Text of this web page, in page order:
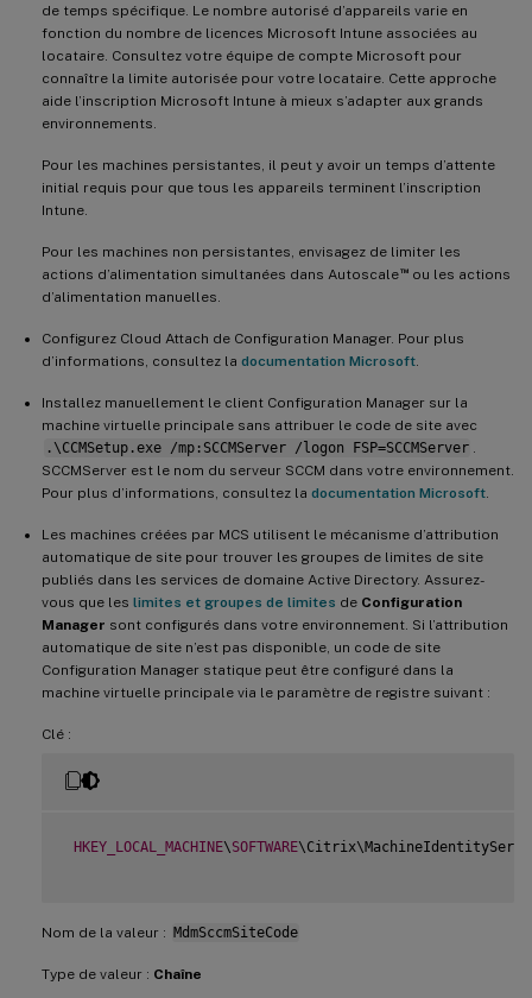
de temps spécifique. Le nombre autorisé d’appareils varie en
fonction du nombre de licences Microsoft Intune associées au
locataire. Consultez votre équipe de compte Microsoft pour
connaître la limite autorisée pour votre locataire. Cette approche
aide l’inscription Microsoft Intune à mieux s’adapter aux grands
environnements.
Pour les machines persistantes, il peut y avoir un temps d’attente
initial requis pour que tous les appareils terminent l’inscription
Intune.
Pour les machines non persistantes, envisagez de limiter les
actions d’alimentation simultanées dans Autoscale™ou les actions
d’alimentation manuelles.
Configurez Cloud Attach de Configuration Manager. Pour plus
d’informations, consultez la documentation Microsoft
Installez manuellement le client Configuration Manager sur la
machine virtuelle principale sans attribuer le code de site avec
.\CCMSetup.exe /mp:SCCMServer /logon FSP=SCCMServer
SCCMServer est le nom du serveur SCCM dans votre environnement.
Pour plus d’informations, consultez la documentation Microsoft
Les machines créées par MCS utilisent le mécanisme d’attribution
automatique de site pour trouver les groupes de limites de site
publiés dans les services de domaine Active Directory. Assurez-
vous que les limites et groupes de limites de Configuration
Manager sont configurés dans votre environnement. Si l’attribution
automatique de site n’est pas disponible, un code de site
Configuration Manager statique peut être configuré dans la
machine virtuelle principale via le paramètre de registre suivant :
Clé :
HKEY_LOCAL_MACHINE\ SOFTWARE
Nom de la valeur : MdmSccmSiteCode
Type de valeur : Chaîne